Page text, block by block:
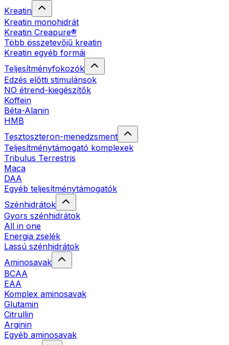
Kreatin
Kreatin monohidrát
Kreatin Creapure®
Több összetevőjű kreatin
Kreatin egyéb formái
Teljesítményfokozók
Edzés előtti stimulánsok
NO étrend-kiegészítők
Koffein
Béta-Alanin
HMB
Tesztoszteron-menedzsment
Teljesítménytámogató komplexek
Tribulus Terrestris
Maca
DAA
Egyéb teljesítménytámogatók
Szénhidrátok
Gyors szénhidrátok
All in one
Energia zselék
Lassú szénhidrátok
Aminosavak
BCAA
EAA
Komplex aminosavak
Glutamin
Citrullin
Arginin
Egyéb aminosavak